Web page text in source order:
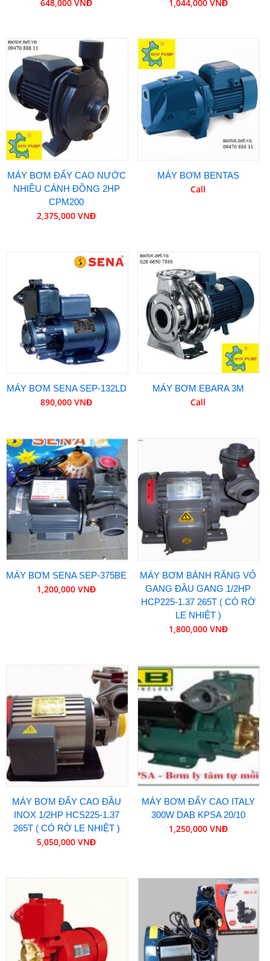
648,000 VNĐ 1,044,000 VNĐ
MÁY BƠM ĐẨY CAO NƯỚC
NHIỀU CÁNH ĐỒNG 2HP
CPM200
2,375,000 VNĐ
MÁY BƠM BENTAS
Call
MÁY BƠM SENA SEP-132LD
890,000 VNĐ
MÁY BƠM EBARA 3M
Call
MÁY BƠM SENA SEP-375BE
1,200,000 VNĐ
MÁY BƠM BÁNH RĂNG VỎ
GANG ĐẦU GANG 1/2HP
HCP225-1.37 265T ( CÓ RỜ
LE NHIỆT )
1,800,000 VNĐ
MÁY BƠM ĐẨY CAO ĐẦU
INOX 1/2HP HCS225-1.37
265T ( CÓ RỜ LE NHIỆT )
5,050,000 VNĐ
MÁY BƠM ĐẨY CAO ITALY
300W DAB KPSA 20/10
1,250,000 VNĐ